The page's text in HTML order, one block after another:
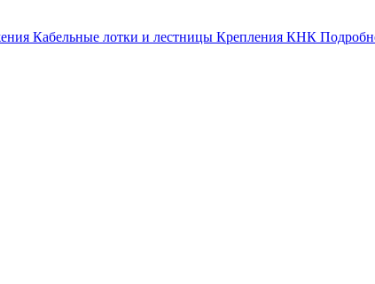
Кабельные лотки и лестницы Крепления КНК